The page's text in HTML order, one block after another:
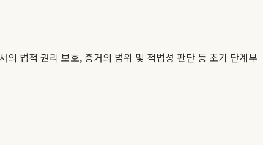
법적 권리 보호, 증거의 범위 및 적법성 판단 등 초기 단계부